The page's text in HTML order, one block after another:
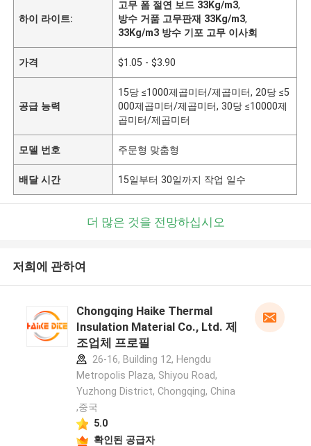
하이 라이트:
고무 폼 절연 보드 33Kg/m3,
방수 거품 고무판재 33Kg/m3,
33Kg/m3 방수 기포 고무 이사회
가격 $1.05 - $3.90
공급 능력
15당 ≤1000제곱미터/제곱미터, 20당 ≤5
000제곱미터/제곱미터, 30당 ≤10000제
곱미터/제곱미터
모델 번호 주문형 맞춤형
배달 시간 15일부터 30일까지 작업 일수
더 많은 것을 전망하십시오
저희에 관하여
Chongqing Haike Thermal
Insulation Material Co., Ltd. 제
조업체 프로필
26-16, Building 12, Hengdu
Metropolis Plaza, Shiyou Road,
Yuzhong District, Chongqing, China
,중국
5.0
확인된 공급자